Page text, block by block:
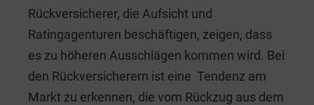
Rückversicherer, die Aufsicht und
Ratingagenturen beschäftigen, zeigen, dass
es zu höheren Ausschlägen kommen wird. Bei
den Rückversicherern ist eine Tendenz am
Markt zu erkennen, die vom Rückzug aus dem